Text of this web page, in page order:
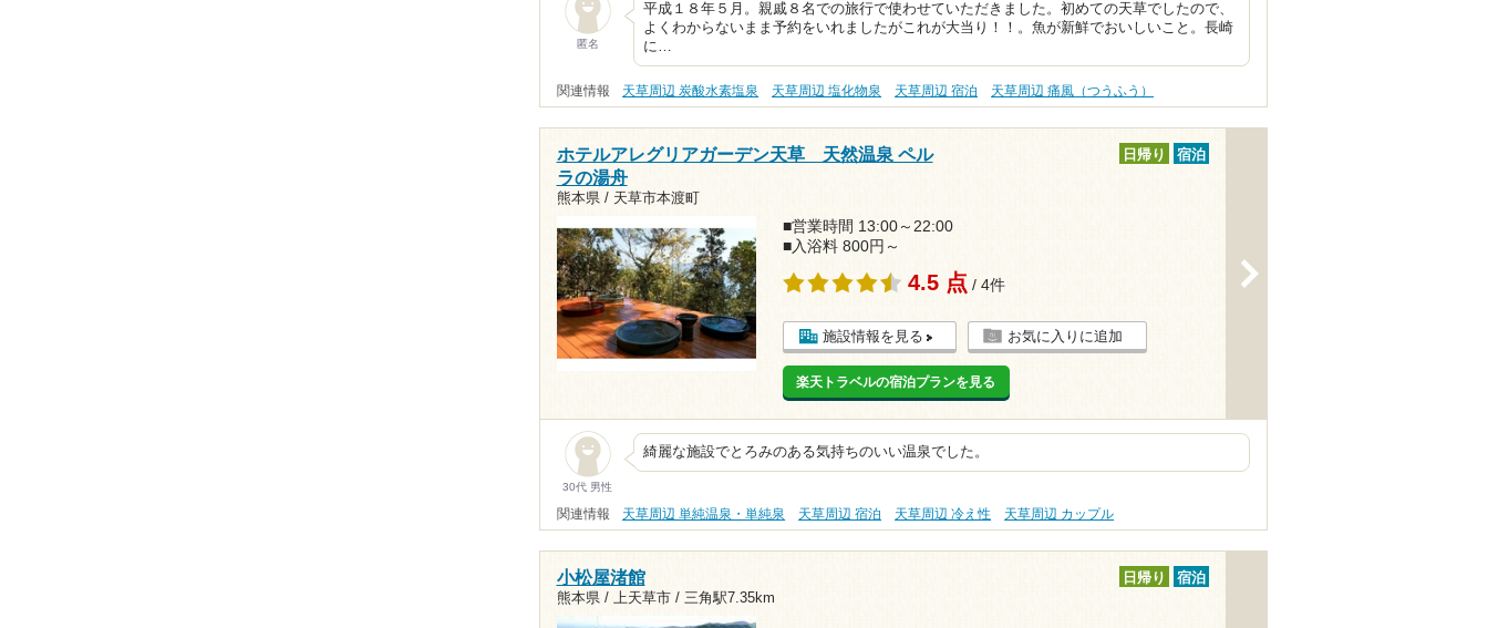
匿名
平成１８年５月。親戚８名での旅行で使わせていただきました。初めての天草でしたので、
よくわからないまま予約をいれましたがこれが大当り！！。魚が新鮮でおいしいこと。長崎
に…
関連情報 天草周辺 炭酸水素塩泉 天草周辺 塩化物泉 天草周辺 宿泊 天草周辺 痛風（つうふう）
ホテルアレグリアガーデン天草 天然温泉 ペル
ラの湯舟
熊本県 / 天草市本渡町
日帰り 宿泊
■営業時間 13:00～22:00
■入浴料 800円～
4.5 点 / 4件
施設情報を見る お気に入りに追加
楽天トラベルの宿泊プランを見る
30代 男性
綺麗な施設でとろみのある気持ちのいい温泉でした。
関連情報 天草周辺 単純温泉・単純泉 天草周辺 宿泊 天草周辺 冷え性 天草周辺 カップル
小松屋渚館
熊本県 / 上天草市 / 三角駅7.35km
日帰り 宿泊